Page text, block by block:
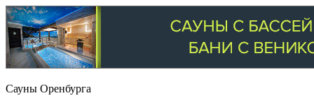
Сауны Оренбурга